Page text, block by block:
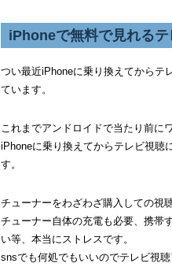
iPhoneで無料で見れる
つい最近iPhoneに乗り換えてからテ
ています。
これまでアンドロイドで当たり前に
iPhoneに乗り換えてからテレビ視聴
す。
チューナーをわざわざ購入しての視
チューナー自体の充電も必要、携帯
い等、本当にストレスです。
snsでも何処でもいいのでテレビ視